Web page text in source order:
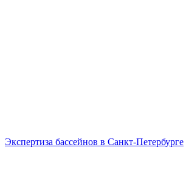
Экспертиза бассейнов в Санкт-Петербурге